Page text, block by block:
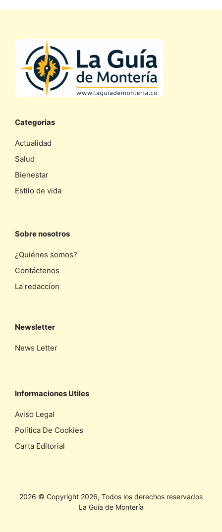
Categorias
Actualidad
Salud
Bienestar
Estilo de vida
Sobre nosotros
¿Quiénes somos?
Contáctenos
La redaccíon
Newsletter
News Letter
Informaciones Utiles
Aviso Legal
Política De Cookies
Carta Editorial
2026 © Copyright 2026, Todos los derechos reservados
La Guía de Montería